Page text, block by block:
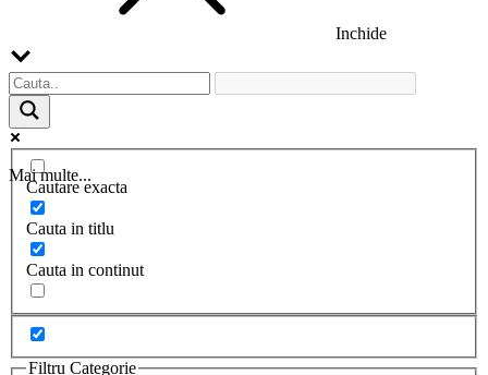
Inchide
Mai multe...
Cautare exacta
Cauta in titlu
Cauta in continut
Filtru Categorie